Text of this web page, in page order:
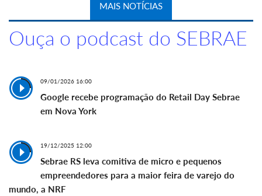
MAIS NOTÍCIAS
Ouça o podcast do SEBRAE
09/01/2026 16:00
Google recebe programação do Retail Day Sebrae
em Nova York
19/12/2025 12:00
Sebrae RS leva comitiva de micro e pequenos
empreendedores para a maior feira de varejo do
mundo, a NRF